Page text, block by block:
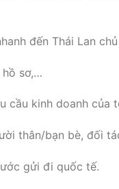
đến Thái Lan
sơ,…
cầu kinh doanh của
thân/bạn bè, đối
gửi đi quốc tế.